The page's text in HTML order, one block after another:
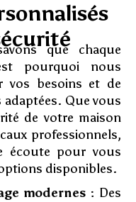
que chaque
pourquoi nous
vos besoins et de
Que vous
de votre maison
professionnels,
écoute pour vous
disponibles.
modernes : Des